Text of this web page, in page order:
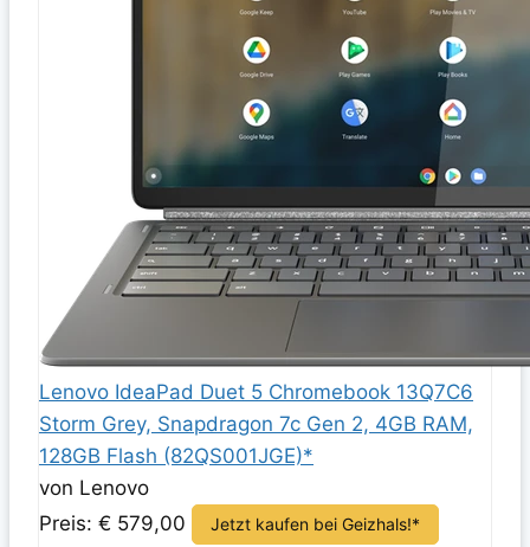
Lenovo IdeaPad Duet 5 Chromebook 13Q7C6
Storm Grey, Snapdragon 7c Gen 2, 4GB RAM,
128GB Flash (82QS001JGE)*
von Lenovo
Preis: € 579,00
Jetzt kaufen bei Geizhals!*